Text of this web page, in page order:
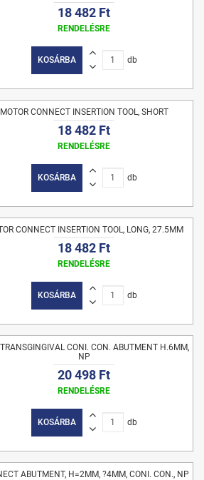
18 482 Ft
RENDELÉSRE
KOSÁRBA db
MOTOR CONNECT INSERTION TOOL, SHORT
18 482 Ft
RENDELÉSRE
KOSÁRBA db
CONNECT INSERTION TOOL, LONG, 27.5MM
18 482 Ft
RENDELÉSRE
KOSÁRBA db
CONI. CON. ABUTMENT H.6MM,
NP
20 498 Ft
RENDELÉSRE
KOSÁRBA db
ABUTMENT, H=2MM, ?4MM, CONI. CON., NP